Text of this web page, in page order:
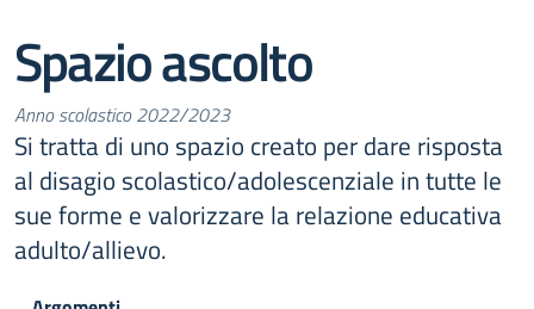
Spazio ascolto
Anno scolastico 2022/2023
Si tratta di uno spazio creato per dare risposta
al disagio scolastico/adolescenziale in tutte le
sue forme e valorizzare la relazione educativa
adulto/allievo.